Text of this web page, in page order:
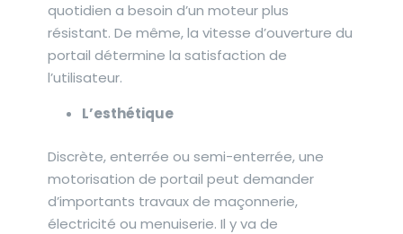
quotidien a besoin d’un moteur plus
résistant. De même, la vitesse d’ouverture du
portail détermine la satisfaction de
l’utilisateur.
L’esthétique
Discrète, enterrée ou semi-enterrée, une
motorisation de portail peut demander
d’importants travaux de maçonnerie,
électricité ou menuiserie. Il y va de